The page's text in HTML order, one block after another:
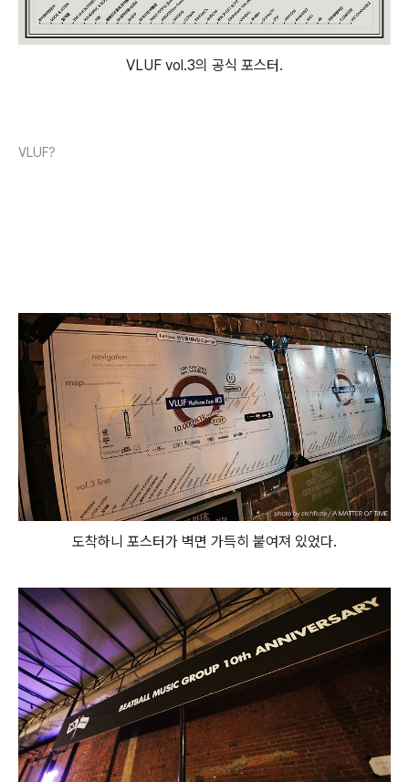
VLUF vol.3의 공식 포스터.
VLUF?
도착하니 포스터가 벽면 가득히 붙여져 있었다.